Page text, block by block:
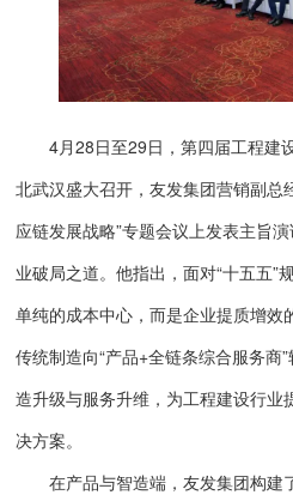
4月28日至29日，第四届工程建
北武汉盛大召开，友发集团营销副总
应链发展战略”专题会议上发表主旨
业破局之道。他指出，面对“十五五”
单纯的成本中心，而是企业提质增效
传统制造向“产品+全链条综合服务商
造升级与服务升维，为工程建设行
决方案。
在产品与智造端，友发集团构建